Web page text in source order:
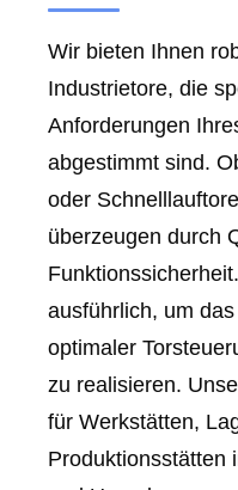
Wir bieten Ihnen
Industrietore, die
Anforderungen
abgestimmt sind.
oder
überzeugen durch
ausführlich, um
optimaler
zu realisieren.
für Werkstätten,
Produktionsstätten